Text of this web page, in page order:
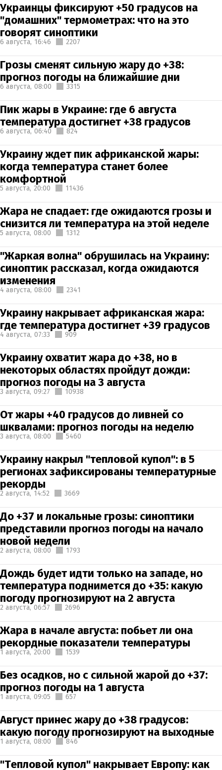
Украинцы фиксируют +50 градусов на
"домашних" термометрах: что на это
говорят синоптики
6 августа, 16:46 2207
Грозы сменят сильную жару до +38:
прогноз погоды на ближайшие дни
6 августа, 08:00 3315
Пик жары в Украине: где 6 августа
температура достигнет +38 градусов
6 августа, 06:40 824
Украину ждет пик африканской жары:
когда температура станет более
комфортной
5 августа, 20:00 11436
Жара не спадает: где ожидаются грозы и
снизится ли температура на этой неделе
5 августа, 08:00 1312
"Жаркая волна" обрушилась на Украину:
синоптик рассказал, когда ожидаются
изменения
4 августа, 08:00 2341
Украину накрывает африканская жара:
где температура достигнет +39 градусов
4 августа, 07:33 909
Украину охватит жара до +38, но в
некоторых областях пройдут дожди:
прогноз погоды на 3 августа
3 августа, 09:27 10938
От жары +40 градусов до ливней со
шквалами: прогноз погоды на неделю
3 августа, 08:00 5460
Украину накрыл "тепловой купол": в 5
регионах зафиксированы температурные
рекорды
2 августа, 14:52 3669
До +37 и локальные грозы: синоптики
представили прогноз погоды на начало
новой недели
2 августа, 08:00 1793
Дождь будет идти только на западе, но
температура поднимется до +35: какую
погоду прогнозируют на 2 августа
2 августа, 06:57 2696
Жара в начале августа: побьет ли она
рекордные показатели температуры
1 августа, 20:00 1539
Без осадков, но с сильной жарой до +37:
прогноз погоды на 1 августа
1 августа, 09:05 657
Август принес жару до +38 градусов:
какую погоду прогнозируют на выходные
1 августа, 08:00 846
"Тепловой купол" накрывает Европу: как